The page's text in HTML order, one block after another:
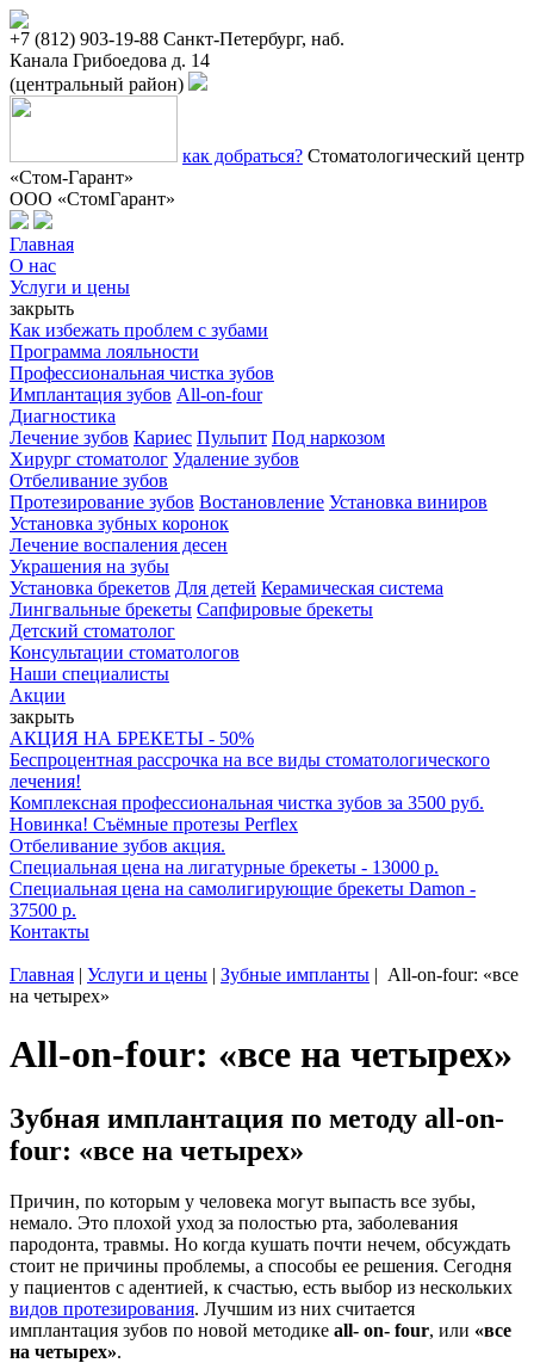
+7 (812) 903-19-88 Санкт-Петербург, наб.
Канала Грибоедова д. 14
(центральный район)
как добраться? Стоматологический центр
«Стом-Гарант»
ООО «СтомГарант»
Главная
О нас
Услуги и цены
закрыть
Как избежать проблем с зубами
Программа лояльности
Профессиональная чистка зубов
Имплантация зубов All-on-four
Диагностика
Лечение зубов Кариес Пульпит Под наркозом
Хирург стоматолог Удаление зубов
Отбеливание зубов
Протезирование зубов Востановление Установка виниров
Установка зубных коронок
Лечение воспаления десен
Украшения на зубы
Установка брекетов Для детей Керамическая система
Лингвальные брекеты Сапфировые брекеты
Детский стоматолог
Консультации стоматологов
Наши специалисты
Акции
закрыть
АКЦИЯ НА БРЕКЕТЫ - 50%
Беспроцентная рассрочка на все виды стоматологического
лечения!
Комплексная профессиональная чистка зубов за 3500 руб.
Новинка! Съёмные протезы Perflex
Отбеливание зубов акция.
Специальная цена на лигатурные брекеты - 13000 р.
Специальная цена на самолигирующие брекеты Damon -
37500 р.
Контакты
Главная | Услуги и цены | Зубные импланты | All-on-four: «все
на четырех»
All-on-four: «все на четырех»
Зубная имплантация по методу all-on-
four: «все на четырех»
Причин, по которым у человека могут выпасть все зубы,
немало. Это плохой уход за полостью рта, заболевания
пародонта, травмы. Но когда кушать почти нечем, обсуждать
стоит не причины проблемы, а способы ее решения. Сегодня
у пациентов с адентией, к счастью, есть выбор из нескольких
видов протезирования. Лучшим из них считается
имплантация зубов по новой методике all- on- four, или «все
на четырех».